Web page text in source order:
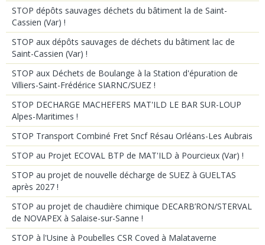
STOP dépôts sauvages déchets du bâtiment la de Saint-
Cassien (Var) !
STOP aux dépôts sauvages de déchets du bâtiment lac de
Saint-Cassien (Var) !
STOP aux Déchets de Boulange à la Station d'épuration de
Villiers-Saint-Frédérice SIARNC/SUEZ !
STOP DECHARGE MACHEFERS MAT'ILD LE BAR SUR-LOUP
Alpes-Maritimes !
STOP Transport Combiné Fret Sncf Résau Orléans-Les Aubrais
STOP au Projet ECOVAL BTP de MAT'ILD à Pourcieux (Var) !
STOP au projet de nouvelle décharge de SUEZ à GUELTAS
après 2027 !
STOP au projet de chaudière chimique DECARB’RON/STERVAL
de NOVAPEX à Salaise-sur-Sanne !
STOP à l'Usine à Poubelles CSR Coved à Malataverne